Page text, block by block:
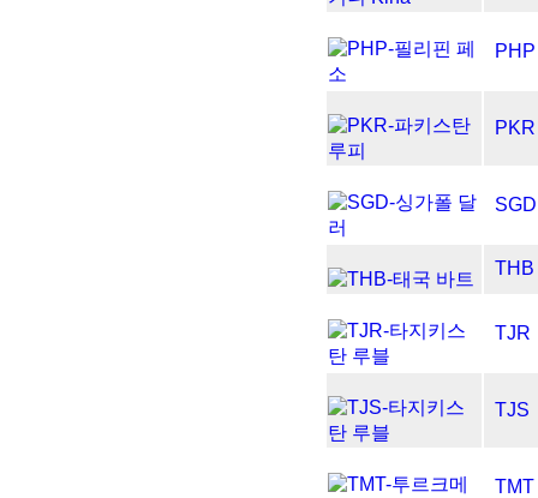
PHP
PKR
SGD
THB
TJR
TJS
TMT